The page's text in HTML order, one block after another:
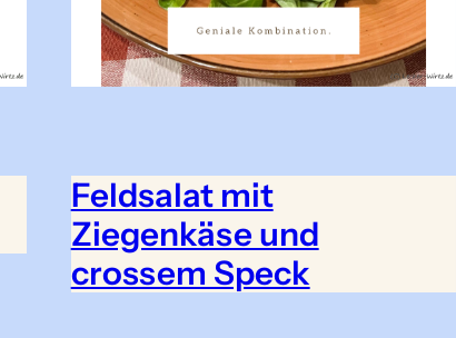
Feldsalat mit
Ziegenkäse und
crossem Speck